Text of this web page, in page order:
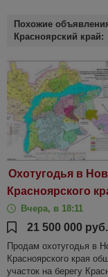
Похожие
Красноярский край:
Охотугодья в
Красноярского
Вчера, в 18:11
21 500 000 руб.
Продам охотугодья в
Красноярского края
участок на берегу